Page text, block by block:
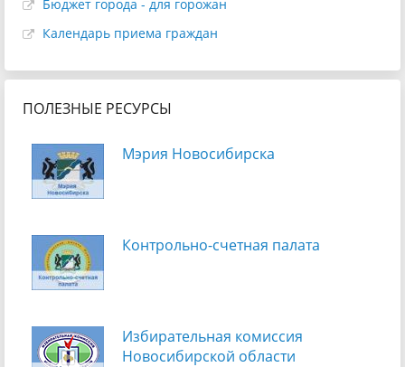
Бюджет города - для горожан
Календарь приема граждан
ПОЛЕЗНЫЕ РЕСУРСЫ
Мэрия Новосибирска
Контрольно-счетная палата
Избирательная комиссия
Новосибирской области